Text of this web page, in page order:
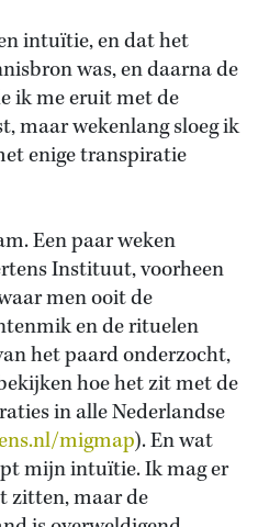
intuïtie, en dat het
was, en daarna de
ik me eruit met de
maar wekenlang sloeg ik
enige transpiratie
Een paar weken
Instituut, voorheen
men ooit de
en de rituelen
het paard onderzocht,
hoe het zit met de
in alle Nederlandse
migmap). En wat
mijn intuïtie. Ik mag er
zitten, maar de